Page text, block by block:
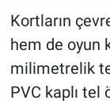
Kortların
hem de oyun
milimetrelik
PVC kaplı tel